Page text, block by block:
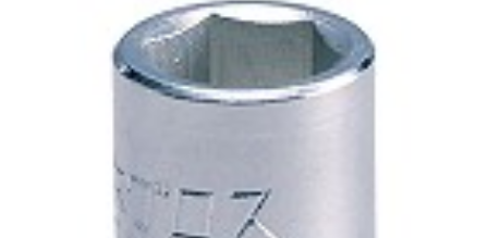
事の中にも、新築時に多く行われる銅板埋め込みによる接地工事や比
較的、簡単なアース棒打込みによる接地工事など、さ...